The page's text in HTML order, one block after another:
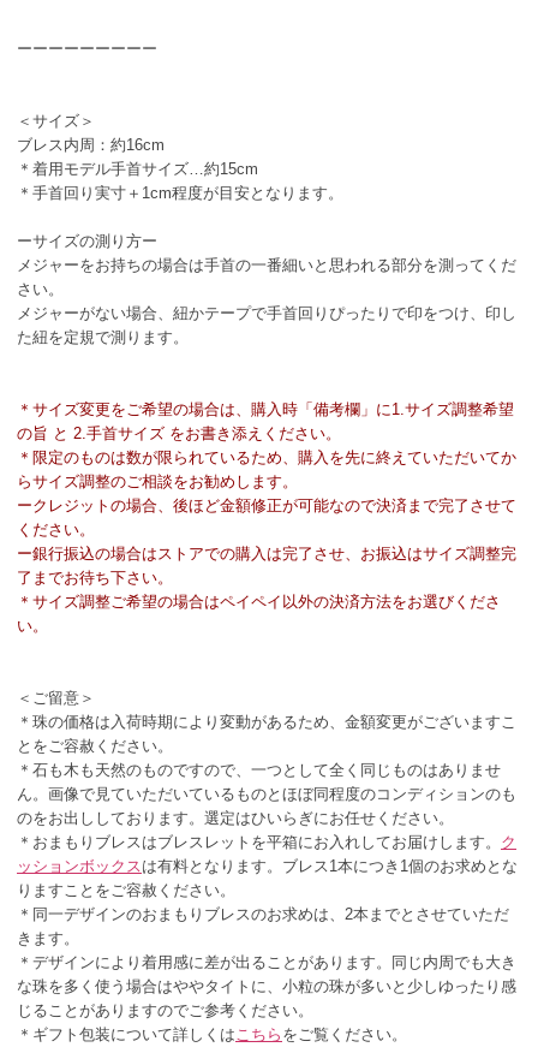
ーーーーーーーーー
＜サイズ＞
ブレス内周：約16cm
＊着用モデル手首サイズ…約15cm
＊手首回り実寸＋1cm程度が目安となります。
ーサイズの測り方ー
メジャーをお持ちの場合は手首の一番細いと思われる部分を測ってくだ
さい。
メジャーがない場合、紐かテープで手首回りぴったりで印をつけ、印し
た紐を定規で測ります。
＊サイズ変更をご希望の場合は、購入時「備考欄」に1.サイズ調整希望
の旨 と 2.手首サイズ をお書き添えください。
＊限定のものは数が限られているため、購入を先に終えていただいてか
らサイズ調整のご相談をお勧めします。
ークレジットの場合、後ほど金額修正が可能なので決済まで完了させて
ください。
ー銀行振込の場合はストアでの購入は完了させ、お振込はサイズ調整完
了までお待ち下さい。
＊サイズ調整ご希望の場合はペイペイ以外の決済方法をお選びくださ
い。
＜ご留意＞
＊珠の価格は入荷時期により変動があるため、金額変更がございますこ
とをご容赦ください。
＊石も木も天然のものですので、一つとして全く同じものはありませ
ん。画像で見ていただいているものとほぼ同程度のコンディションのも
のをお出ししております。選定はひいらぎにお任せください。
＊おまもりブレスはブレスレットを平箱にお入れしてお届けします。 ク
ッションボックスは有料となります。ブレス1本につき1個のお求めとな
りますことをご容赦ください。
＊同一デザインのおまもりブレスのお求めは、2本までとさせていただ
きます。
＊デザインにより着用感に差が出ることがあります。同じ内周でも大き
な珠を多く使う場合はややタイトに、小粒の珠が多いと少しゆったり感
じることがありますのでご参考ください。
＊ギフト包装について詳しくはこちら をご覧ください。